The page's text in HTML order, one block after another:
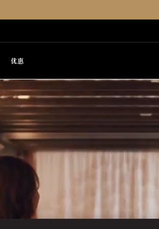
优惠